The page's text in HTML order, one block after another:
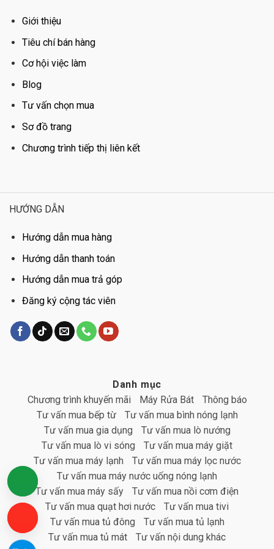
Giới thiệu
Tiêu chí bán hàng
Cơ hội việc làm
Blog
Tư vấn chọn mua
Sơ đồ trang
Chương trình tiếp thị liên kết
HƯỚNG DẪN
Hướng dẫn mua hàng
Hướng dẫn thanh toán
Hướng dẫn mua trả góp
Đăng ký cộng tác viên
Danh mục
Chương trình khuyến mãi
Máy Rửa Bát
Thông báo
Tư vấn mua bếp từ
Tư vấn mua bình nóng lạnh
Tư vấn mua gia dụng
Tư vấn mua lò nướng
Tư vấn mua lò vi sóng
Tư vấn mua máy giặt
Tư vấn mua máy lạnh
Tư vấn mua máy lọc nước
Tư vấn mua máy nước uống nóng lạnh
Tư vấn mua máy sấy
Tư vấn mua nồi cơm điện
Tư vấn mua quạt hơi nước
Tư vấn mua tivi
Tư vấn mua tủ đông
Tư vấn mua tủ lạnh
Tư vấn mua tủ mát
Tư vấn nội dung khác
Hotline: 1900 8650
Chat FB Messenger